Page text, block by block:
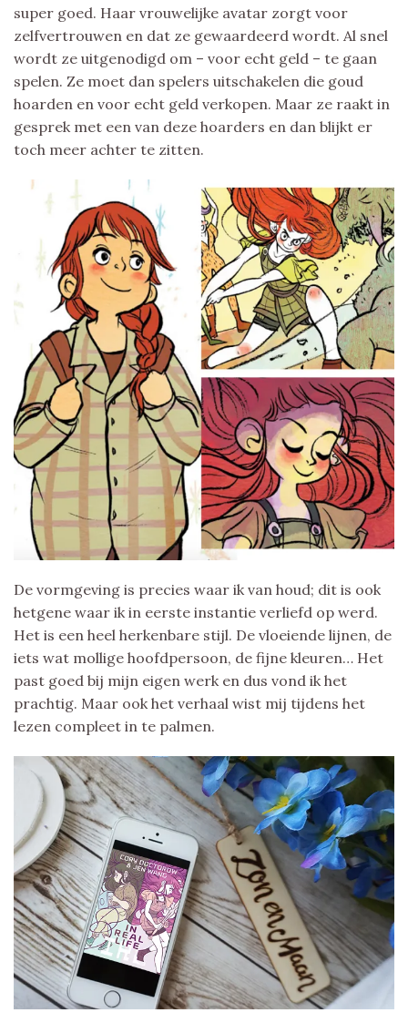
super goed. Haar vrouwelijke avatar zorgt voor
zelfvertrouwen en dat ze gewaardeerd wordt. Al snel
wordt ze uitgenodigd om – voor echt geld – te gaan
spelen. Ze moet dan spelers uitschakelen die goud
hoarden en voor echt geld verkopen. Maar ze raakt in
gesprek met een van deze hoarders en dan blijkt er
toch meer achter te zitten.
De vormgeving is precies waar ik van houd; dit is ook
hetgene waar ik in eerste instantie verliefd op werd.
Het is een heel herkenbare stijl. De vloeiende lijnen, de
iets wat mollige hoofdpersoon, de fijne kleuren… Het
past goed bij mijn eigen werk en dus vond ik het
prachtig. Maar ook het verhaal wist mij tijdens het
lezen compleet in te palmen.